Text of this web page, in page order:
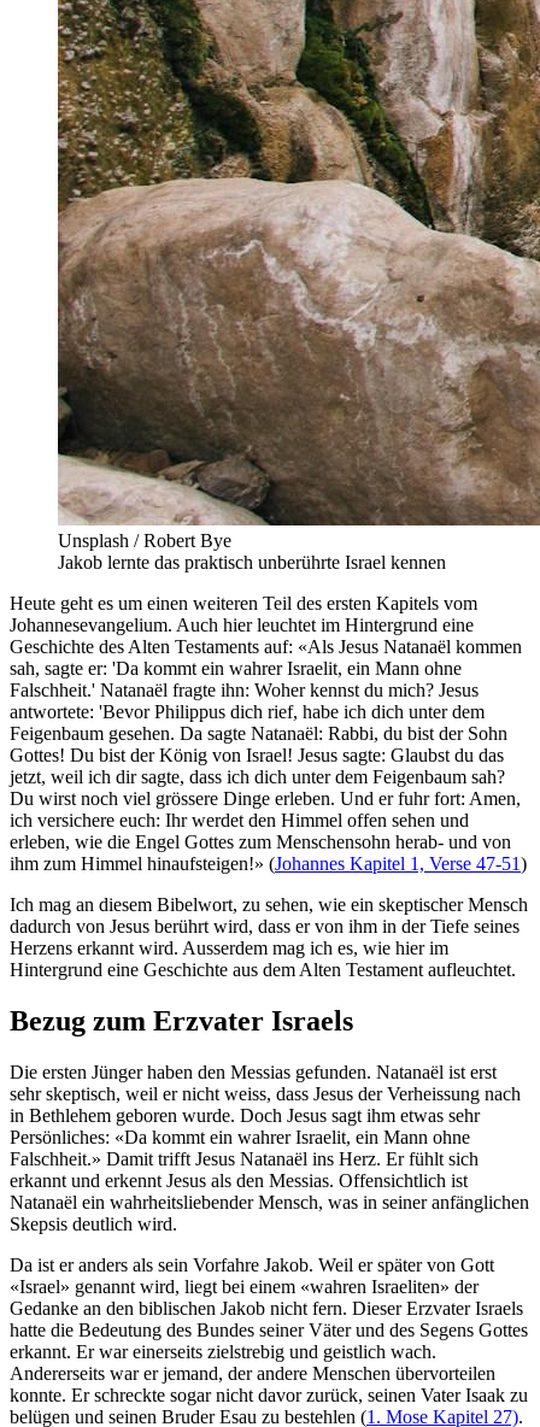
Unsplash / Robert Bye
Jakob lernte das praktisch unberührte Israel kennen
Heute geht es um einen weiteren Teil des ersten Kapitels vom
Johannesevangelium. Auch hier leuchtet im Hintergrund eine
Geschichte des Alten Testaments auf: «Als Jesus Natanaël kommen
sah, sagte er: 'Da kommt ein wahrer Israelit, ein Mann ohne
Falschheit.' Natanaël fragte ihn: Woher kennst du mich? Jesus
antwortete: 'Bevor Philippus dich rief, habe ich dich unter dem
Feigenbaum gesehen. Da sagte Natanaël: Rabbi, du bist der Sohn
Gottes! Du bist der König von Israel! Jesus sagte: Glaubst du das
jetzt, weil ich dir sagte, dass ich dich unter dem Feigenbaum sah?
Du wirst noch viel grössere Dinge erleben. Und er fuhr fort: Amen,
ich versichere euch: Ihr werdet den Himmel offen sehen und
erleben, wie die Engel Gottes zum Menschensohn herab- und von
ihm zum Himmel hinaufsteigen!» (Johannes Kapitel 1, Verse 47-51)
Ich mag an diesem Bibelwort, zu sehen, wie ein skeptischer Mensch
dadurch von Jesus berührt wird, dass er von ihm in der Tiefe seines
Herzens erkannt wird. Ausserdem mag ich es, wie hier im
Hintergrund eine Geschichte aus dem Alten Testament aufleuchtet.
Bezug zum Erzvater Israels
Die ersten Jünger haben den Messias gefunden. Natanaël ist erst
sehr skeptisch, weil er nicht weiss, dass Jesus der Verheissung nach
in Bethlehem geboren wurde. Doch Jesus sagt ihm etwas sehr
Persönliches: «Da kommt ein wahrer Israelit, ein Mann ohne
Falschheit.» Damit trifft Jesus Natanaël ins Herz. Er fühlt sich
erkannt und erkennt Jesus als den Messias. Offensichtlich ist
Natanaël ein wahrheitsliebender Mensch, was in seiner anfänglichen
Skepsis deutlich wird.
Da ist er anders als sein Vorfahre Jakob. Weil er später von Gott
«Israel» genannt wird, liegt bei einem «wahren Israeliten» der
Gedanke an den biblischen Jakob nicht fern. Dieser Erzvater Israels
hatte die Bedeutung des Bundes seiner Väter und des Segens Gottes
erkannt. Er war einerseits zielstrebig und geistlich wach.
Andererseits war er jemand, der andere Menschen übervorteilen
konnte. Er schreckte sogar nicht davor zurück, seinen Vater Isaak zu
belügen und seinen Bruder Esau zu bestehlen (1. Mose Kapitel 27).